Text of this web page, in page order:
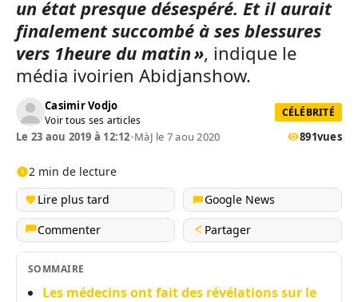
un état presque désespéré. Et il aurait
finalement succombé à ses blessures
vers 1heure du matin », indique le
média ivoirien Abidjanshow.
Casimir Vodjo
Voir tous ses articles
CÉLÉBRITÉ
Le 23 aou 2019 à 12:12•MàJ le 7 aou 2020 891vues
2 min de lecture
Lire plus tard
Google News
Commenter
Partager
SOMMAIRE
Les médecins ont fait des révélations sur le